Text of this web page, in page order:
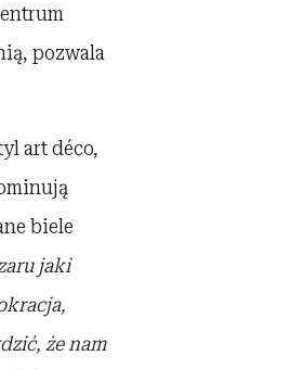
pozwala
art déco,
biele
jaki
że nam